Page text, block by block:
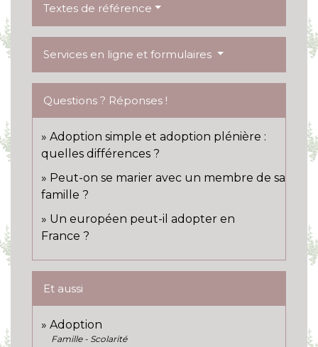
Textes de référence
Services en ligne et formulaires
Questions ? Réponses !
Adoption simple et adoption plénière :
quelles différences ?
Peut-on se marier avec un membre de sa
famille ?
Un européen peut-il adopter en
France ?
Et aussi
Adoption
Famille - Scolarité